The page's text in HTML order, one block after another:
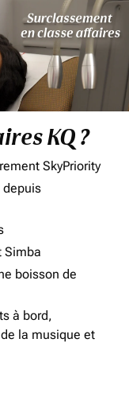
KQ ?
SkyPriority
depuis
Simba
boisson de
à bord,
la musique et